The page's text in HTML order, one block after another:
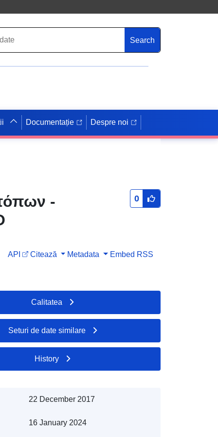
Search
Documentație Despre noi
-
0
API Citează Metadata Embed RSS
Calitatea
Seturi de date similare
History
22 December 2017
16 January 2024